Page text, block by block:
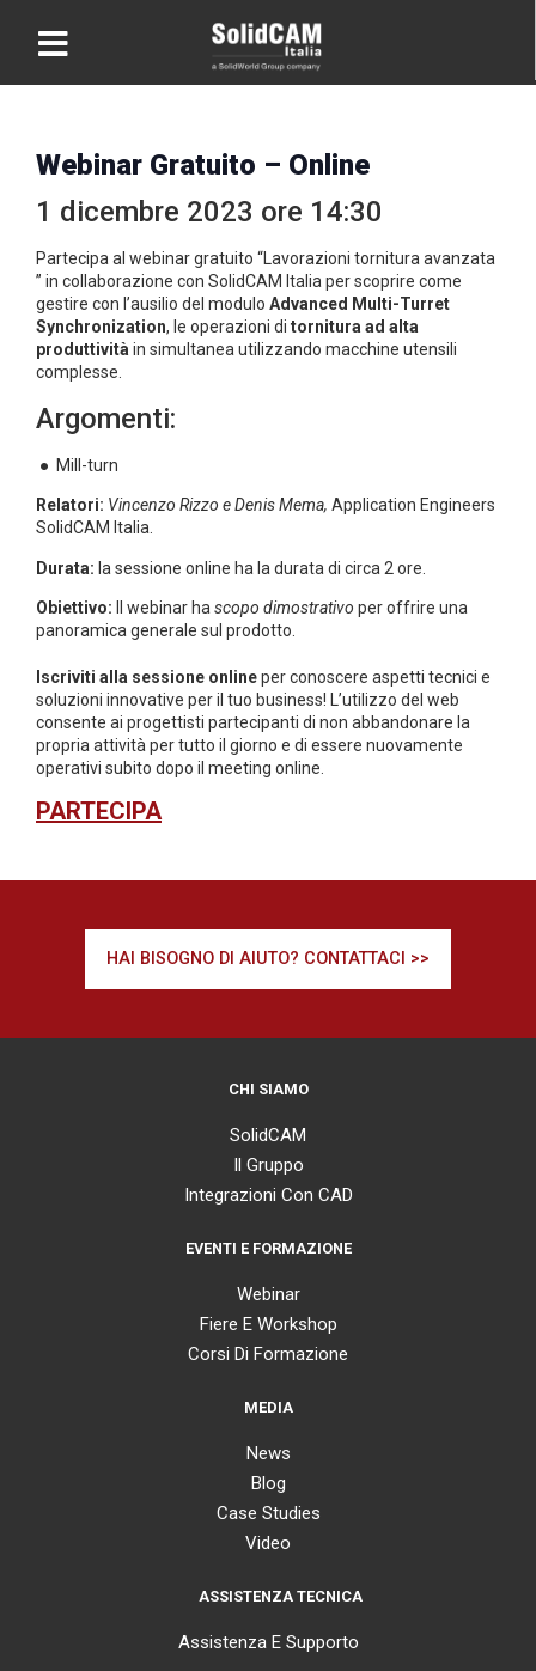
Webinar Gratuito – Online
1 dicembre 2023 ore 14:30
Partecipa al webinar gratuito “Lavorazioni tornitura avanzata
” in collaborazione con SolidCAM Italia per scoprire come
gestire con l’ausilio del modulo Advanced Multi-Turret
Synchronization, le operazioni di tornitura ad alta
produttivitàin simultanea utilizzando macchine utensili
complesse.
Argomenti:
● Mill-turn
Relatori: Vincenzo Rizzo e Denis Mema, Application Engineers
SolidCAM Italia.
Durata: la sessione online ha la durata di circa 2 ore.
Obiettivo: Il webinar ha scopo dimostrativo per offrire una
panoramica generale sul prodotto.
Iscriviti alla sessione onlineper conoscere aspetti tecnici e
soluzioni innovative per il tuo business! L’utilizzo del web
consente ai progettisti partecipanti di non abbandonare la
propria attività per tutto il giorno e di essere nuovamente
operativi subito dopo il meeting online.
PARTECIPA
HAI BISOGNO DI AIUTO? CONTATTACI >>
CHI SIAMO
SolidCAM
Il Gruppo
Integrazioni Con CAD
EVENTI E FORMAZIONE
Webinar
Fiere E Workshop
Corsi Di Formazione
MEDIA
News
Blog
Case Studies
Video
ASSISTENZA TECNICA
Assistenza E Supporto